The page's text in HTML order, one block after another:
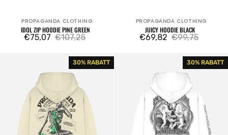
Verkäufer:
PROPAGANDA CLOTHING
IDOL ZIP HOODIE PINE GREEN
Verkaufspreis
€75,07
Regulärer
Preis
€107,25
Verkäufer:
PROPAGANDA CLOTHING
JUICY HOODIE BLACK
Verkaufspreis
€69,82
Regulärer
Preis
€99,75
30% RABATT Sin
Hoodie
30% RABATT